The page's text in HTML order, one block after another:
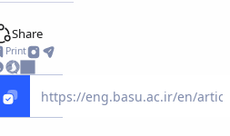
Share
Print